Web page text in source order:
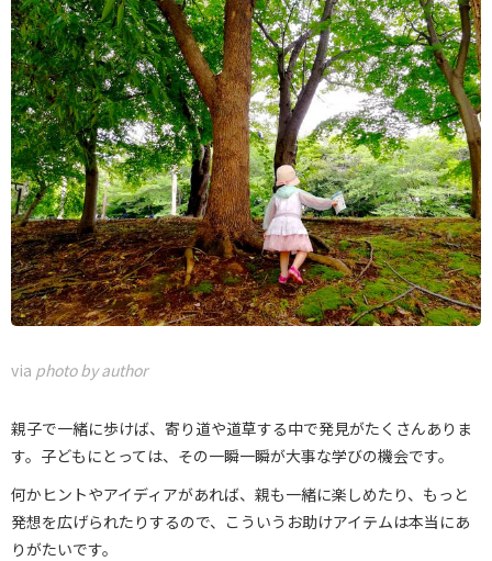
via photo by author
親子で一緒に歩けば、寄り道や道草する中で発見がたくさんありま
す。子どもにとっては、その一瞬一瞬が大事な学びの機会です。
何かヒントやアイディアがあれば、親も一緒に楽しめたり、もっと
発想を広げられたりするので、こういうお助けアイテムは本当にあ
りがたいです。